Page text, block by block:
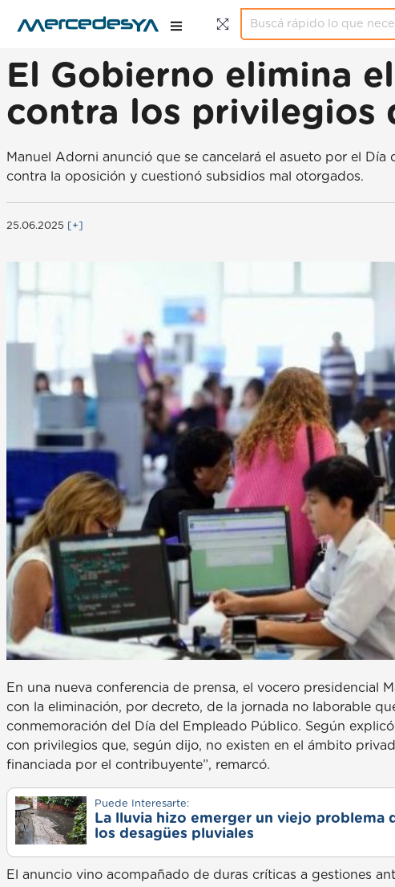
El Gobierno elimina
contra los privilegios
Manuel Adorni anunció que se cancelará el asueto por el
contra la oposición y cuestionó subsidios mal otorgados.
25.06.2025 [+]
En una nueva conferencia de prensa, el vocero presidencial
con la eliminación, por decreto, de la jornada no laborable
conmemoración del Día del Empleado Público. Según
con privilegios que, según dijo, no existen en el ámbito
financiada por el contribuyente”, remarcó.
Puede Interesarte:
La lluvia hizo emerger un viejo problema
los desagües pluviales
El anuncio vino acompañado de duras críticas a gestiones